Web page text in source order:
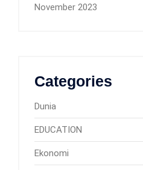
November 2023
Categories
Dunia
EDUCATION
Ekonomi